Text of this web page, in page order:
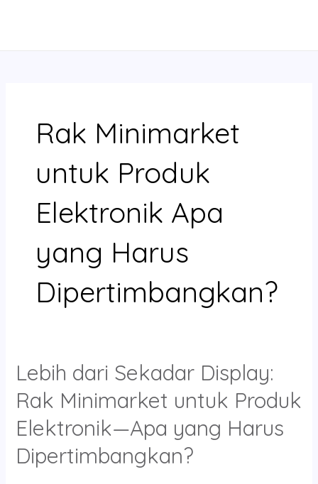
Rak Minimarket
untuk Produk
Elektronik Apa
yang Harus
Dipertimbangkan?
Lebih dari Sekadar Display:
Rak Minimarket untuk Produk
Elektronik—Apa yang Harus
Dipertimbangkan?
Lebih
dari
Sekadar
Display:
Rak
Minimarket